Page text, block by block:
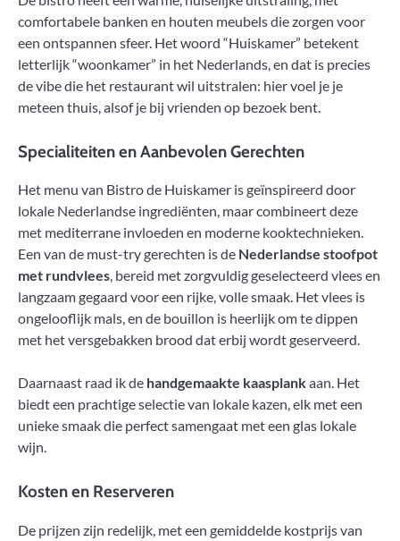
comfortabele banken en houten meubels die zorgen voor
een ontspannen sfeer. Het woord “Huiskamer” betekent
letterlijk “woonkamer” in het Nederlands, en dat is precies
de vibe die het restaurant wil uitstralen: hier voel je je
meteen thuis, alsof je bij vrienden op bezoek bent.
Specialiteiten en Aanbevolen Gerechten
Het menu van Bistro de Huiskamer is geïnspireerd door
lokale Nederlandse ingrediënten, maar combineert deze
met mediterrane invloeden en moderne kooktechnieken.
Een van de must-try gerechten is de Nederlandse stoofpot
met rundvlees, bereid met zorgvuldig geselecteerd vlees en
langzaam gegaard voor een rijke, volle smaak. Het vlees is
ongelooflijk mals, en de bouillon is heerlijk om te dippen
met het versgebakken brood dat erbij wordt geserveerd.
Daarnaast raad ik de handgemaakte kaasplankaan. Het
biedt een prachtige selectie van lokale kazen, elk met een
unieke smaak die perfect samengaat met een glas lokale
wijn.
Kosten en Reserveren
De prijzen zijn redelijk, met een gemiddelde kostprijs van